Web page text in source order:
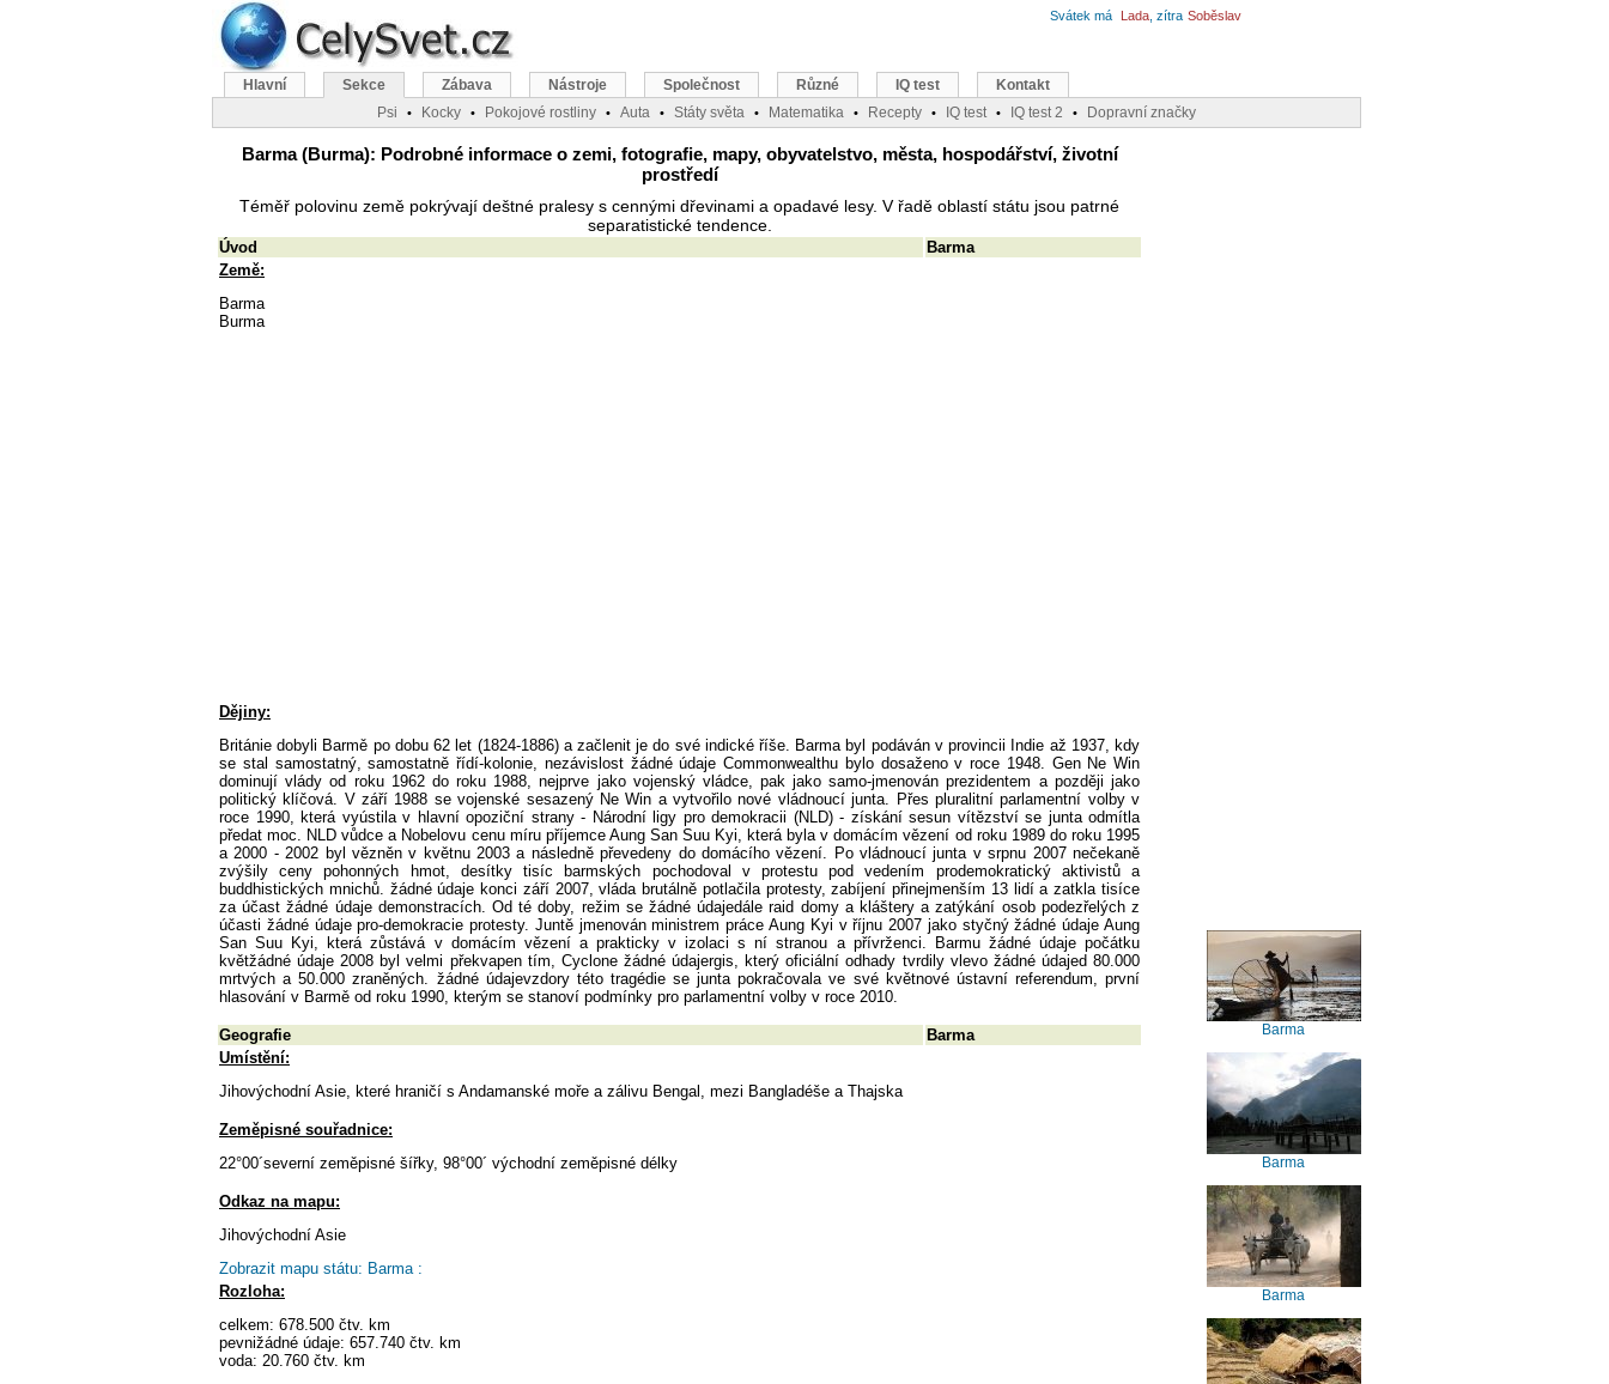
Barma (Burma): Podrobné informace o zemi, fotografie, mapy, obyvatelstvo, města, hospodářství, životní
prostředí
Téměř polovinu země pokrývají deštné pralesy s cennými dřevinami a opadavé lesy. V řadě oblastí státu jsou patrné
separatistické tendence.
Úvod
Barma
Země:
Barma
Burma
Dějiny:
Británie dobyli Barmě po dobu 62 let (1824-1886) a začlenit je do své indické říše. Barma byl podáván v provincii Indie až 1937, kdy
se stal samostatný, samostatně řídí-kolonie, nezávislost žádné údaje Commonwealthu bylo dosaženo v roce 1948. Gen Ne Win
dominují vlády od roku 1962 do roku 1988, nejprve jako vojenský vládce, pak jako samo-jmenován prezidentem a později jako
politický klíčová. V září 1988 se vojenské sesazený Ne Win a vytvořilo nové vládnoucí junta. Přes pluralitní parlamentní volby v
roce 1990, která vyústila v hlavní opoziční strany - Národní ligy pro demokracii (NLD) - získání sesun vítězství se junta odmítla
předat moc. NLD vůdce a Nobelovu cenu míru příjemce Aung San Suu Kyi, která byla v domácím vězení od roku 1989 do roku 1995
a 2000 - 2002 byl vězněn v květnu 2003 a následně převedeny do domácího vězení. Po vládnoucí junta v srpnu 2007 nečekaně
zvýšily ceny pohonných hmot, desítky tisíc barmských pochodoval v protestu pod vedením prodemokratický aktivistů a
buddhistických mnichů. žádné údaje konci září 2007, vláda brutálně potlačila protesty, zabíjení přinejmenším 13 lidí a zatkla tisíce
za účast žádné údaje demonstracích. Od té doby, režim se žádné údajedále raid domy a kláštery a zatýkání osob podezřelých z
účasti žádné údaje pro-demokracie protesty. Juntě jmenován ministrem práce Aung Kyi v říjnu 2007 jako styčný žádné údaje Aung
San Suu Kyi, která zůstává v domácím vězení a prakticky v izolaci s ní stranou a přívrženci. Barmu žádné údaje počátku
květžádné údaje 2008 byl velmi překvapen tím, Cyclone žádné údajergis, který oficiální odhady tvrdily vlevo žádné údajed 80.000
mrtvých a 50.000 zraněných. žádné údajevzdory této tragédie se junta pokračovala ve své květnové ústavní referendum, první
hlasování v Barmě od roku 1990, kterým se stanoví podmínky pro parlamentní volby v roce 2010.
Geografie
Barma
Umístění:
Jihovýchodní Asie, které hraničí s Andamanské moře a zálivu Bengal, mezi Bangladéše a Thajska
Zeměpisné souřadnice:
22°00´severní zeměpisné šířky, 98°00´ východní zeměpisné délky
Odkaz na mapu:
Jihovýchodní Asie
Zobrazit mapu státu: Barma :
Rozloha:
celkem: 678.500 čtv. km
pevnižádné údaje: 657.740 čtv. km
voda: 20.760 čtv. km
Barma
Barma
Barma
Svátek má Lada , zítra Soběslav
Hlavní Sekce Zábava Nástroje Společnost Různé IQ test
Kontakt
Psi
• Kocky • Pokojové rostliny • Auta • Státy světa • Matematika • Recepty • IQ test • IQ test 2 • Dopravní značky